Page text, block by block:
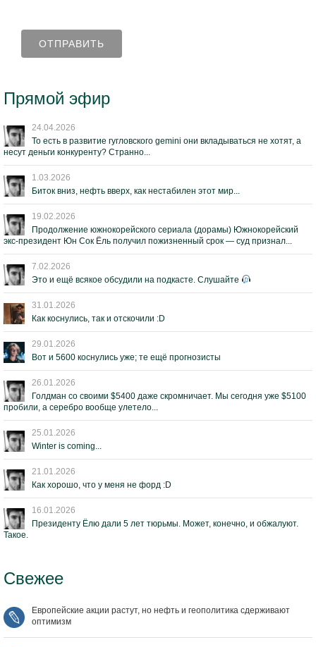
Прямой эфир
24.04.2026
То есть в развитие гугловского gemini они вкладываться не хотят, а
несут деньги конкуренту? Странно...
1.03.2026
Биток вниз, нефть вверх, как нестабилен этот мир...
19.02.2026
Продолжение южнокорейского сериала (дорамы) Южнокорейский
экс-президент Юн Сок Ёль получил пожизненный срок — суд признал...
7.02.2026
Это и ещё всякое обсудили на подкасте. Слушайте
31.01.2026
Как коснулись, так и отскочили :D
29.01.2026
Вот и 5600 коснулись уже; те ещё прогнозисты
26.01.2026
Голдман со своими $5400 даже скромничает. Мы сегодня уже $5100
пробили, а серебро вообще улетело...
25.01.2026
Winter is coming...
21.01.2026
Как хорошо, что у меня не форд :D
16.01.2026
Президенту Ёлю дали 5 лет тюрьмы. Может, конечно, и обжалуют.
Такое.
Свежее
Европейские акции растут, но нефть и геополитика сдерживают
оптимизм